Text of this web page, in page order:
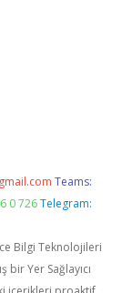
Teams:
0 726 Telegram:
Bilgi Teknolojileri
bir Yer Sağlayıcı